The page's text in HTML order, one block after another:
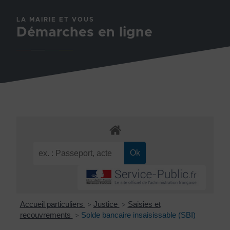
LA MAIRIE ET VOUS
Démarches en ligne
Accueil particuliers > Justice > Saisies et
recouvrements
> Solde bancaire insaisissable (SBI)